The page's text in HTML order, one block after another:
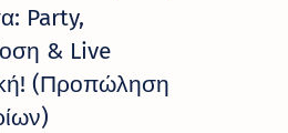
Party,
& Live
(Προπώληση